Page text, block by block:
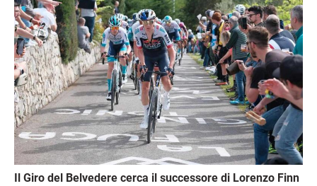
Il Giro del Belvedere cerca il successore di Lorenzo Finn